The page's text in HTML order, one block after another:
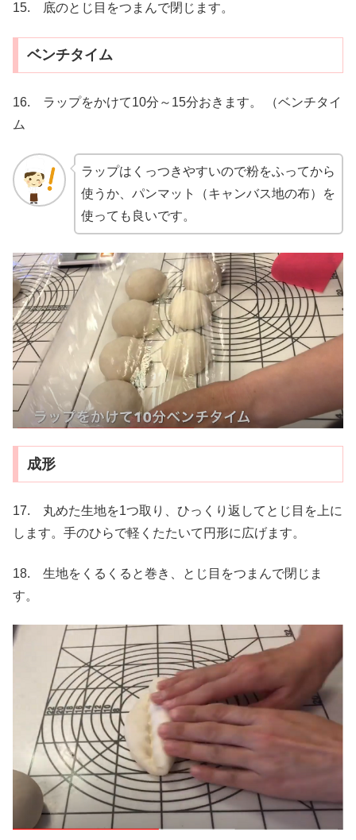
15. 底のとじ目をつまんで閉じます。
ベンチタイム
16. ラップをかけて10分～15分おきます。 （ベンチタイ
ム
ラップはくっつきやすいので粉をふってから
使うか、パンマット（キャンバス地の布）を
使っても良いです。
成形
17. 丸めた生地を1つ取り、ひっくり返してとじ目を上に
します。手のひらで軽くたたいて円形に広げます。
18. 生地をくるくると巻き、とじ目をつまんで閉じま
す。